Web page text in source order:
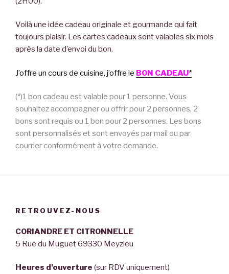
Voilà une idée cadeau originale et gourmande qui fait
toujours plaisir. Les cartes cadeaux sont valables six mois
après la date d’envoi du bon.
J’offre un cours de cuisine, j’offre le BON CADEAU*
(*)1 bon cadeau est valable pour 1 personne. Vous
souhaitez accompagner ou offrir pour 2 personnes, 2
bons sont requis ou 1 bon pour 2 personnes. Les bons
sont personnalisés et sont envoyés par mail ou par
courrier conformément à votre demande.
RETROUVEZ-NOUS
CORIANDRE ET CITRONNELLE
5 Rue du Muguet 69330 Meyzieu
Heures d’ouverture (sur RDV uniquement)